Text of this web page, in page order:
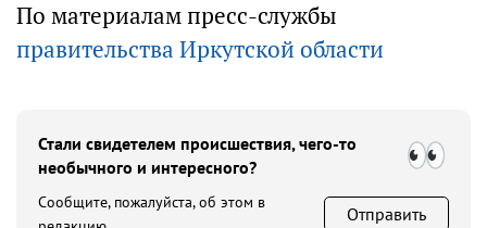
По материалам пресс-службы
правительства Иркутской области
Стали свидетелем происшествия, чего-то
необычного и интересного?
Сообщите, пожалуйста, об этом в
Отправить